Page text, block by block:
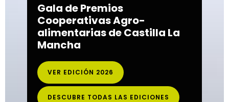
Gala de Premios
Cooperativas Agro-
alimentarias de Castilla La
Mancha
VER EDICIÓN 2026
DESCUBRE TODAS LAS EDICIONES